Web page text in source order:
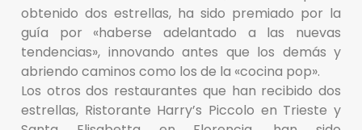
obtenido dos estrellas, ha sido premiado por la
guía por «haberse adelantado a las nuevas
tendencias», innovando antes que los demás y
abriendo caminos como los de la «cocina pop».
Los otros dos restaurantes que han recibido dos
estrellas, Ristorante Harry’s Piccolo en Trieste y